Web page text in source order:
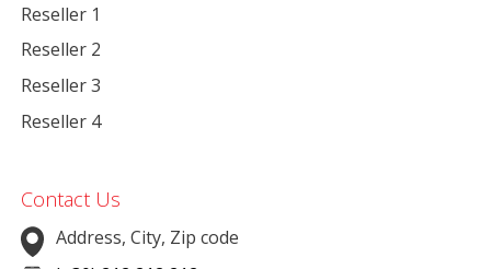
Reseller 1
Reseller 2
Reseller 3
Reseller 4
Contact Us
Address, City, Zip code